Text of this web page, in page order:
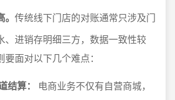
传统线下门店的对账通常只涉及门
、进销存明细三方，数据一致性较
面对以下几个难点：
结算：
电商业务不仅有自营商城，